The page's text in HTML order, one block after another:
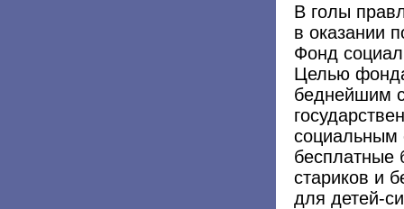
В голы
в оказании
Фонд
Целью
беднейшим
социальным
бесплатные
стариков и
для детей-